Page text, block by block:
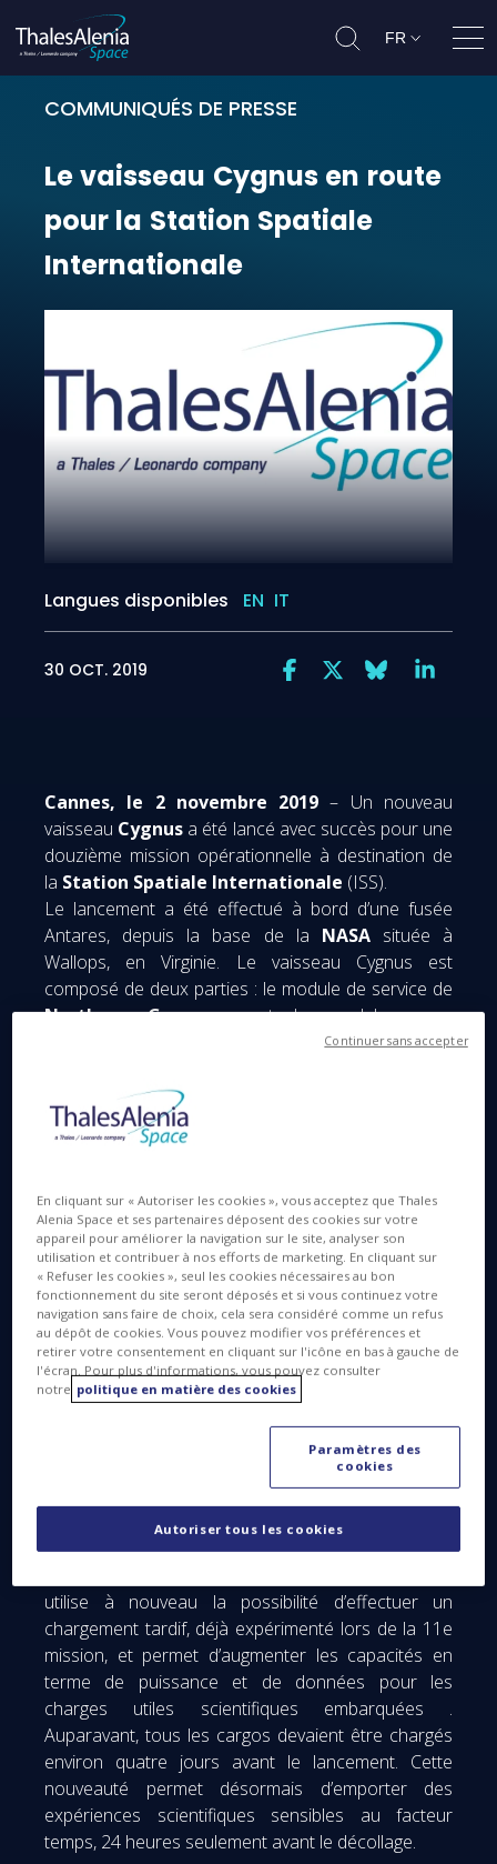
FR
COMMUNIQUÉS DE PRESSE
Le vaisseau Cygnus en route
Levaisseau Cygnus en route
pour la Station Spatiale
Internationale
Langues disponibles EN IT
30 OCT. 2019
Cannes, le 2 novembre 2019 – Un nouveau
vaisseau Cygnus a été lancé avec succès pour une
douzième mission opérationnelle à destination de
la Station Spatiale Internationale (ISS).
Le lancement a été effectué à bord d’une fusée
Antares, depuis la base de la NASAsituée à
Wallops, en Virginie. Le vaisseau Cygnus est
composé de deux parties : le module de service de
Northrop Grummanet le module cargo
pressurisé (PCM), développé parThales Alenia
Leonardo (33 %).
Une configuration améliorée pour optimiser
l’emport des expériences scientifiques
utilise à nouveau la possibilité d’effectuer un
chargement tardif, déjà expérimenté lors de la 11e
mission, et permet d’augmenter les capacités en
terme de puissance et de données pour les
charges utiles scientifiques embarquées .
Auparavant, tous les cargos devaient être chargés
environ quatre jours avant le lancement. Cette
nouveauté permet désormais d’emporter des
expériences scientifiques sensibles au facteur
temps, 24 heures seulement avant le décollage.
En cliquant sur « Autoriser les cookies », vous acceptez que Thales
Alenia Space et ses partenaires déposent des cookies sur votre
appareil pour améliorer la navigation sur le site, analyser son
utilisation et contribuer à nos efforts de marketing. En cliquant sur
« Refuser les cookies », seul les cookies nécessaires au bon
fonctionnement du site seront déposés et si vous continuez votre
navigation sans faire de choix, cela sera considéré comme un refus
au dépôt de cookies. Vous pouvez modifier vos préférences et
retirer votre consentement en cliquant sur l'icône en bas à gauche de
l'écran. Pour plus d'informations, vous pouvez consulter
notre politique en matière des cookies
Paramètres des
cookies
Autoriser tous les cookies
Continuer sans accepter